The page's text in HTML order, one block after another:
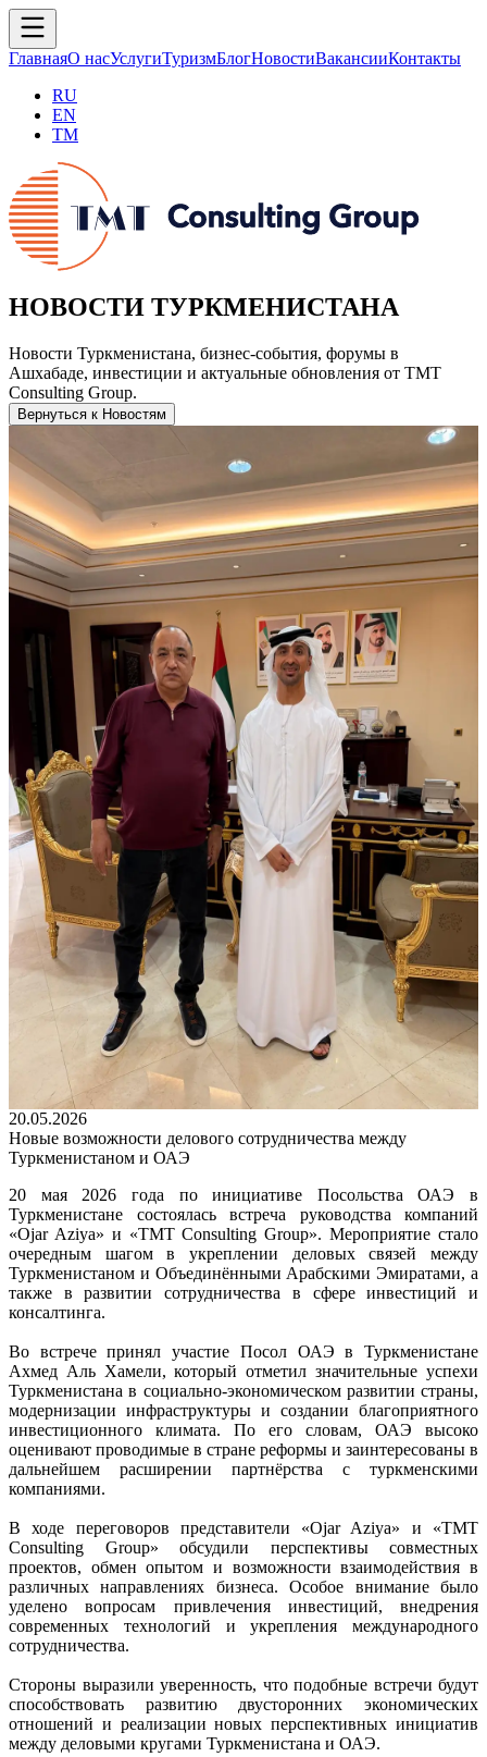
ГлавнаяО насУслугиТуризмБлогНовостиВакансииКонтакты
RU
EN
TM
НОВОСТИ ТУРКМЕНИСТАНА
Новости Туркменистана, бизнес-события, форумы в
Ашхабаде, инвестиции и актуальные обновления от TMT
Consulting Group.
Вернуться к Новостям
20.05.2026
Новые возможности делового сотрудничества между
Туркменистаном и ОАЭ
20 мая 2026 года по инициативе Посольства ОАЭ в
Туркменистане состоялась встреча руководства компаний
«Ojar Aziya» и «TMT Consulting Group». Мероприятие стало
очередным шагом в укреплении деловых связей между
Туркменистаном и Объединёнными Арабскими Эмиратами, а
также в развитии сотрудничества в сфере инвестиций и
консалтинга.
Во встрече принял участие Посол ОАЭ в Туркменистане
Ахмед Аль Хамели, который отметил значительные успехи
Туркменистана в социально-экономическом развитии страны,
модернизации инфраструктуры и создании благоприятного
инвестиционного климата. По его словам, ОАЭ высоко
оценивают проводимые в стране реформы и заинтересованы в
дальнейшем расширении партнёрства с туркменскими
компаниями.
В ходе переговоров представители «Ojar Aziya» и «TMT
Consulting Group» обсудили перспективы совместных
проектов, обмен опытом и возможности взаимодействия в
различных направлениях бизнеса. Особое внимание было
уделено вопросам привлечения инвестиций, внедрения
современных технологий и укрепления международного
сотрудничества.
Стороны выразили уверенность, что подобные встречи будут
способствовать развитию двусторонних экономических
отношений и реализации новых перспективных инициатив
между деловыми кругами Туркменистана и ОАЭ.